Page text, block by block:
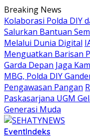
Skip
to
content
Breaking News
Kolaborasi Polda DIY
Salurkan Bantuan
Melalui Dunia Digital
Menguatkan Barisan
Garda Depan Jaga
MBG, Polda DIY
Pengawasan Pangan
Paskasarjana UGM
Generasi Muda
EventIndeks